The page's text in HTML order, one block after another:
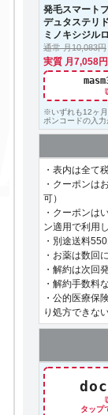
発毛スマート
デュタステリ
ミノキシジル
通常 月10,083円
実質 月7,058円
※いずれも12ヶ
ポンコードの入
・表内は全て
・クーポンは
可）
・クーポンは
ン適用で利用
・別途送料
・お薬は数回
・解約は次回
・解約手数料
・公的医療保
り処方できな
タップ